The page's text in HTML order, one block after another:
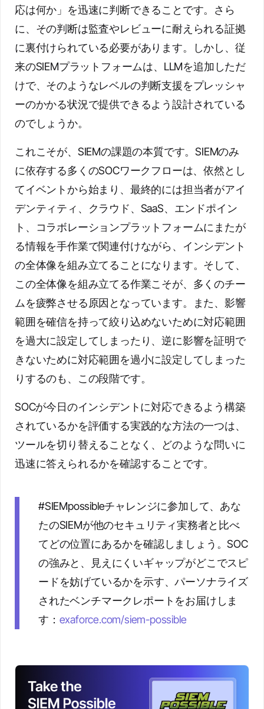
応は何か」を迅速に判断できることです。さら
に、その判断は監査やレビューに耐えられる証拠
に裏付けられている必要があります。しかし、従
来のSIEMプラットフォームは、LLMを追加しただ
けで、そのようなレベルの判断支援をプレッシャ
ーのかかる状況で提供できるよう設計されている
のでしょうか。
これこそが、SIEMの課題の本質です。SIEMのみ
に依存する多くのSOCワークフローは、依然とし
てイベントから始まり、最終的には担当者がアイ
デンティティ、クラウド、SaaS、エンドポイン
ト、コラボレーションプラットフォームにまたが
る情報を手作業で関連付けながら、インシデント
の全体像を組み立てることになります。そして、
この全体像を組み立てる作業こそが、多くのチー
ムを疲弊させる原因となっています。また、影響
範囲を確信を持って絞り込めないために対応範囲
を過大に設定してしまったり、逆に影響を証明で
きないために対応範囲を過小に設定してしまった
りするのも、この段階です。
SOCが今日のインシデントに対応できるよう構築
されているかを評価する実践的な方法の一つは、
ツールを切り替えることなく、どのような問いに
迅速に答えられるかを確認することです。
#SIEMpossibleチャレンジに参加して、あな
たのSIEMが他のセキュリティ実務者と比べ
てどの位置にあるかを確認しましょう。SOC
の強みと、見えにくいギャップがどこでスピ
ードを妨げているかを示す、パーソナライズ
されたベンチマークレポートをお届けしま
す： exaforce.com/siem-possible